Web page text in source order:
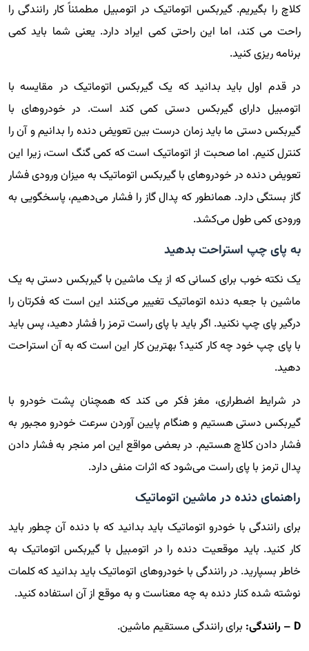
کلاچ را بگیریم. گیربکس اتوماتیک در اتومبیل مطمئناً کار رانندگی را
راحت می کند، اما این راحتی کمی ایراد دارد. یعنی شما باید کمی
برنامه ریزی کنید.
در قدم اول باید بدانید که یک گیربکس اتوماتیک در مقایسه با
اتومبیل دارای گیربکس دستی کمی کند است. در خودروهای با
گیربکس دستی ما باید زمان درست بین تعویض دنده را بدانیم و آن را
کنترل کنیم. اما صحبت از اتوماتیک است که کمی گنگ است، زیرا این
تعویض دنده در خودروهای با گیربکس اتوماتیک به میزان ورودی فشار
گاز بستگی دارد. همانطور که پدال گاز را فشار می‌دهیم، پاسخگویی به
ورودی کمی طول می‌کشد.
به پای چپ استراحت بدهید
یک نکته خوب برای کسانی که از یک ماشین با گیربکس دستی به یک
ماشین با جعبه دنده اتوماتیک تغییر می‌کنند این است که فکرتان را
درگیر پای چپ نکنید. اگر باید با پای راست ترمز را فشار دهید، پس باید
با پای چپ خود چه کار کنید؟ بهترین کار این است که به آن استراحت
دهید.
در شرایط اضطراری، مغز فکر می کند که همچنان پشت خودرو با
گیربکس دستی هستیم و هنگام پایین آوردن سرعت خودرو مجبور به
فشار دادن کلاچ هستیم. در بعضی مواقع این امر منجر به فشار دادن
پدال ترمز با پای راست می‌شود که اثرات منفی دارد.
راهنمای دنده در ماشین اتوماتیک
برای رانندگی با خودرو اتوماتیک باید بدانید که با دنده آن چطور باید
کار کنید. باید موقعیت دنده را در اتومبیل با گیربکس اتوماتیک به
خاطر بسپارید. در رانندگی با خودروهای اتوماتیک باید بدانید که کلمات
نوشته شده کنار دنده به چه معناست و به موقع از آن استفاده کنید.
D – رانندگی:
برای رانندگی مستقیم ماشین.